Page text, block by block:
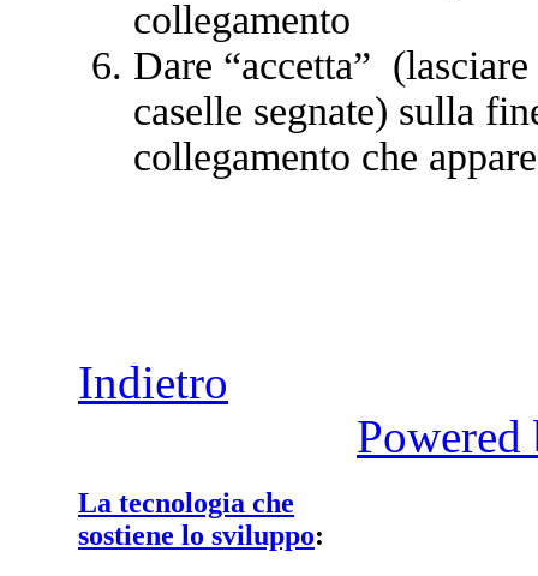
collegamento
Dare “accetta”
caselle segnate) sulla
collegamento che
Indietro
La tecnologia che
sostiene lo sviluppo: